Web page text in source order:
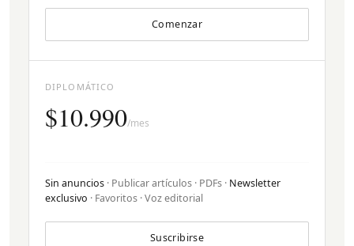
Comenzar
DIPLOMÁTICO
$10.990/mes
Sin anuncios · Publicar artículos · PDFs · Newsletter
exclusivo · Favoritos · Voz editorial
Suscribirse